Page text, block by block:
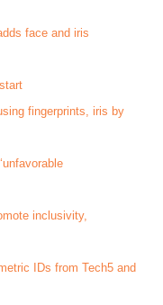
face and iris
fingerprints, iris by
inclusivity,
IDs from Tech5 and